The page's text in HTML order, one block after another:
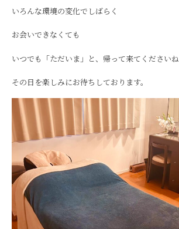
いろんな環境の変化でしばらく
お会いできなくても
いつでも「ただいま」と、帰って来てくださいね
その日を楽しみにお待ちしております。